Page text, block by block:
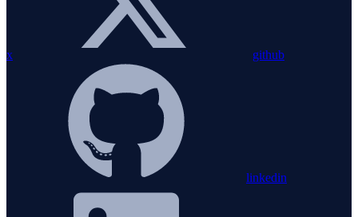
x github
linkedin